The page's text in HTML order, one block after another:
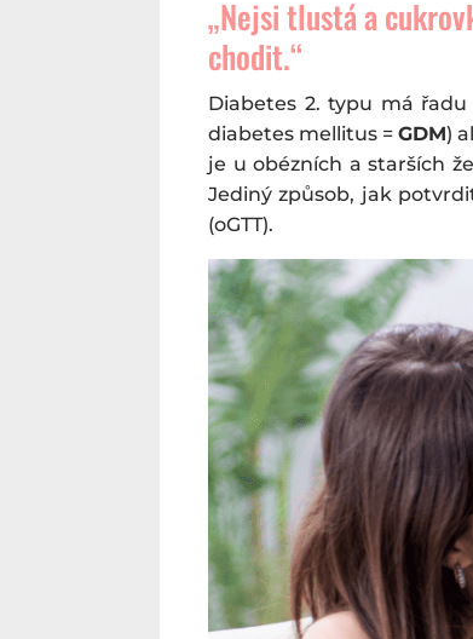
„Nejsi tlustá a
chodit.“
Diabetes 2. typu má
diabetes mellitus = GDM)
je u obézních a starších
Jediný způsob, jak
(oGTT).